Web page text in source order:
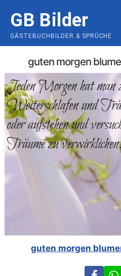
content
GB Bilder
GÄSTEBUCHBILDER & SPRÜCHE
guten morgen
guten morgen